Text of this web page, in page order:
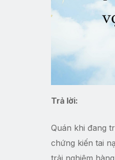
Trả lời:
Quán khi đang
chứng kiến tai
trải nghiệm